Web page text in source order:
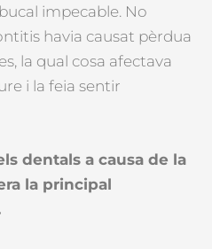
impecable. No
havia causat pèrdua
la qual cosa afectava
i la feia sentir
dentals a causa de la
la principal